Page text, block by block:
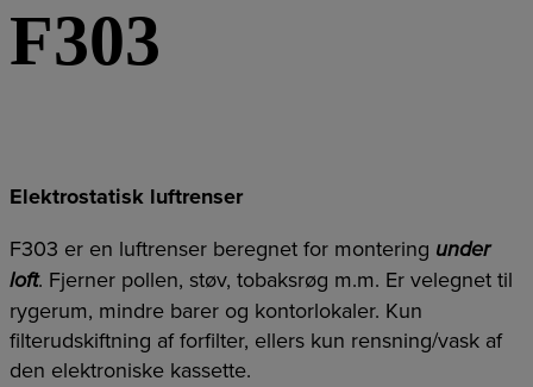
F303
Elektrostatisk luftrenser
F303 er en luftrenser beregnet for montering under
loft. Fjerner pollen, støv, tobaksrøg m.m. Er velegnet til
rygerum, mindre barer og kontorlokaler. Kun
filterudskiftning af forfilter, ellers kun rensning/vask af
den elektroniske kassette.